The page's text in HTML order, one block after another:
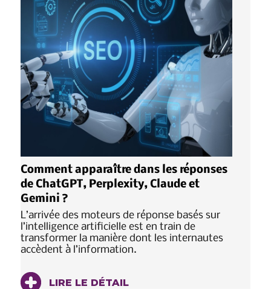
Comment apparaître dans les réponses
de ChatGPT, Perplexity, Claude et
Gemini ?
L’arrivée des moteurs de réponse basés sur
l’intelligence artificielle est en train de
transformer la manière dont les internautes
accèdent à l’information.
LIRE LE DÉTAIL